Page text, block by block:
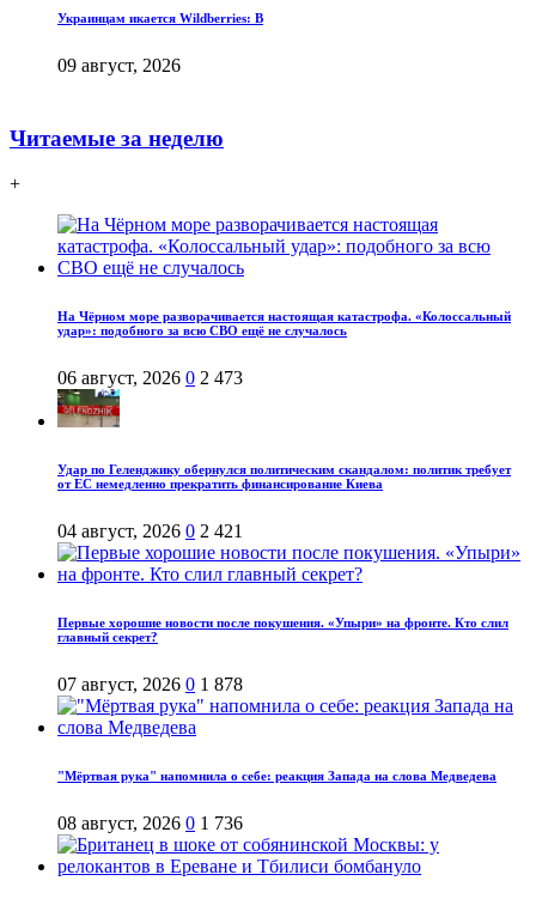
Украинцам икается Wildberries: В
09 август, 2026
Читаемые за неделю
+
На Чёрном море разворачивается настоящая катастрофа. «Колоссальный
удар»: подобного за всю СВО ещё не случалось
06 август, 2026 0 2 473
Удар по Геленджику обернулся политическим скандалом: политик требует
от ЕС немедленно прекратить финансирование Киева
04 август, 2026 0 2 421
Первые хорошие новости после покушения. «Упыри» на фронте. Кто слил
главный секрет?
07 август, 2026 0 1 878
"Мёртвая рука" напомнила о себе: реакция Запада на слова Медведева
08 август, 2026 0 1 736